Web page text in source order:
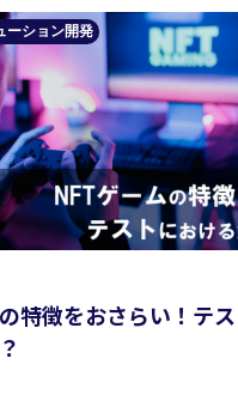
ーション開発
特徴をおさらい！テ